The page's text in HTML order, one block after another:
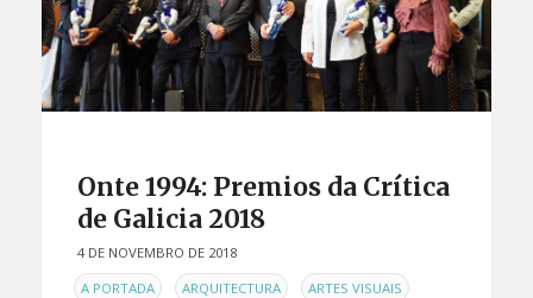
Onte 1994: Premios da Crítica
de Galicia 2018
4 DE NOVEMBRO DE 2018
ENA PORTADA , ARQUITECTURA , ARTES VISUAIS ,